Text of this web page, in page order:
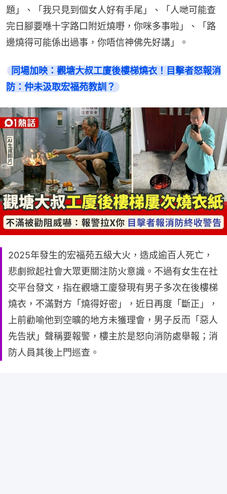
題」、「我只見到個女人好有手尾」、「人哋可能查
完日腳要喺十字路口附近燒嘢，你咪多事啦」、「路
邊燒得可能係出過事，你唔信神佛先好講」。
同場加映：觀塘大叔工廈後樓梯燒衣！目擊者怒報消
防：仲未汲取宏福苑教訓？
2025年發生的宏福苑五級大火，造成逾百人死亡，
悲劇掀起社會大眾更關注防火意識。不過有女生在社
交平台發文，指在觀塘工廈發現有男子多次在後樓梯
燒衣，不滿對方「燒得好密」，近日再度「斷正」，
上前勸喻他到空曠的地方未獲理會，男子反而「惡人
先告狀」聲稱要報警，樓主於是怒向消防處舉報；消
防人員其後上門巡查。